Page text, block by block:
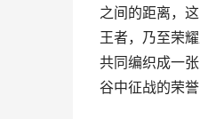
之间的距离，
王者，乃至荣
共同编织成一
谷中征战的荣